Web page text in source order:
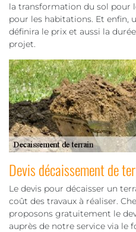
la transformation du sol pour
pour les habitations. Et enfin,
définira le prix et aussi la
projet.
Devis décaissement de
Le devis pour décaisser un
coût des travaux à réaliser.
proposons gratuitement le
auprès de notre service via le